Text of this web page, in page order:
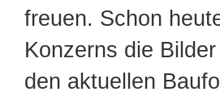
freuen. Schon
Konzerns die
den aktuellen